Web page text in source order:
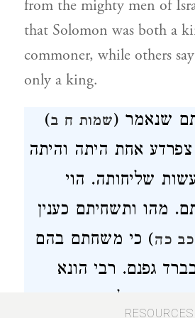
from the mighty men of
that Solomon was both a
commoner, while others
only a king.
שנאמר (שמות ח ב)
אחת היתה והיתה
שליחותה. הוי
מהו ותשחיתם כענין
כב כה) כי משחתם בהם
גפנם. רבי הונא
בפילקין היה יורד
RESOURCES